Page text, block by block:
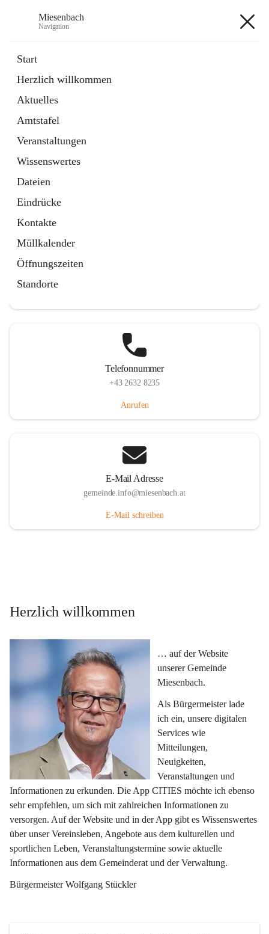
Miesenbach
Navigation
Start
Herzlich willkommen
Aktuelles
Amtstafel
Veranstaltungen
Wissenswertes
Dateien
Eindrücke
Kontakte
Müllkalender
Öffnungszeiten
Standorte
Externe Webseite
in
Tab
Region Schneebergland
Externe Webseite
öffnet
in
neuem
Tab
Telefonnummer
+43 2632 8235
Anrufen
E-Mail Adresse
gemeinde.info@miesenbach.at
E-Mail schreiben
Herzlich willkommen
… auf der Website
unserer Gemeinde
Miesenbach.
Als Bürgermeister lade
ich ein, unsere digitalen
Services wie
Mitteilungen,
Neuigkeiten,
Veranstaltungen und
Informationen zu erkunden. Die App CITIES möchte ich ebenso
sehr empfehlen, um sich mit zahlreichen Informationen zu
versorgen. Auf der Website und in der App gibt es Wissenswertes
über unser Vereinsleben, Angebote aus dem kulturellen und
sportlichen Leben, Veranstaltungstermine sowie aktuelle
Informationen aus dem Gemeinderat und der Verwaltung.
Bürgermeister Wolfgang Stückler